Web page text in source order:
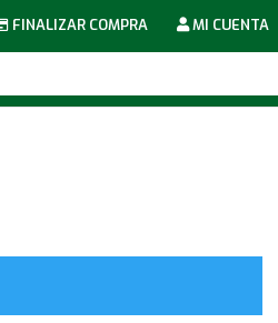
FINALIZAR COMPRA MI CUENTA